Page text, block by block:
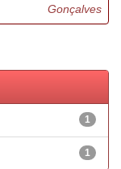
Gonçalves
1
1